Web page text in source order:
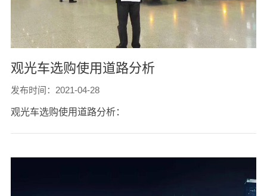
观光车选购使用道路分析
发布时间：2021-04-28
观光车选购使用道路分析：